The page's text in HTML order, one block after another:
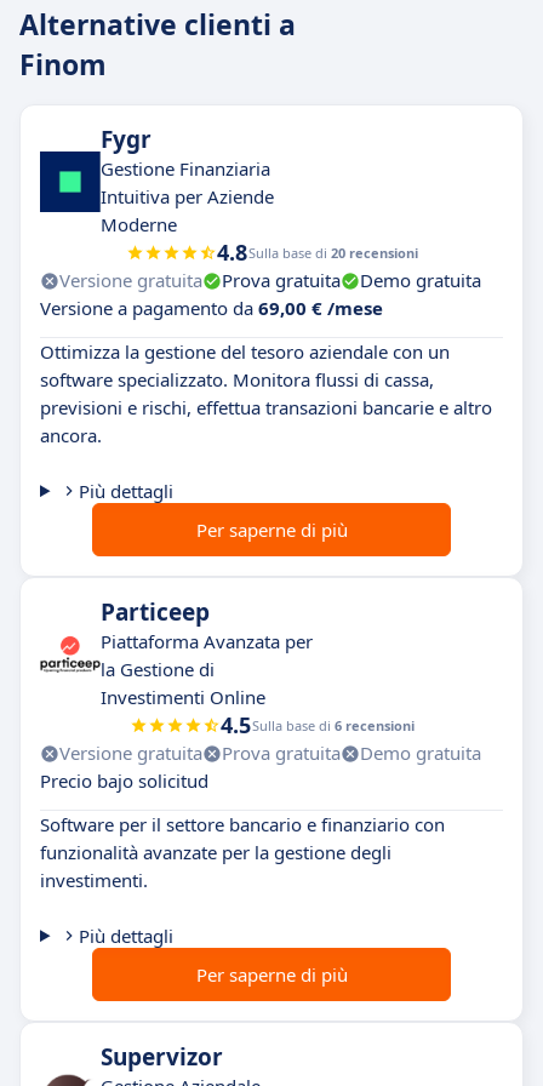
Alternative clienti a
Finom
Fygr
Gestione Finanziaria
Intuitiva per Aziende
Moderne
4.8Sulla base di 20 recensioni
Versione gratuita Prova gratuita
Demo gratuita
Versione a pagamento da 69,00 € /mese
Ottimizza la gestione del tesoro aziendale con un
software specializzato. Monitora flussi di cassa,
previsioni e rischi, effettua transazioni bancarie e altro
ancora.
Più dettagli
Per saperne di più
Particeep
Piattaforma Avanzata per
la Gestione di
Investimenti Online
4.5Sulla base di 6 recensioni
Versione gratuita Prova gratuita
Demo gratuita
Precio bajo solicitud
Software per il settore bancario e finanziario con
funzionalità avanzate per la gestione degli
investimenti.
Più dettagli
Per saperne di più
Supervizor